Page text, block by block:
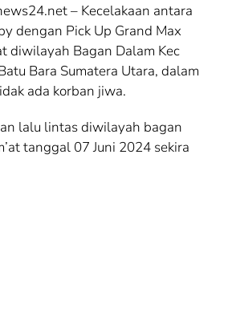
– Kecelakaan antara
dengan Pick Up Grand Max
diwilayah Bagan Dalam Kec
Bara Sumatera Utara, dalam
ada korban jiwa.
lalu lintas diwilayah bagan
tanggal 07 Juni 2024 sekira